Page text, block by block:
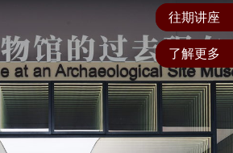
往期讲座
了解更多